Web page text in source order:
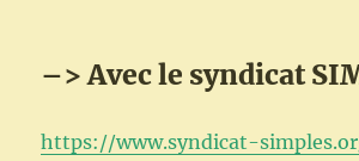
–> Avec le syndicat
https://www.syndicat-